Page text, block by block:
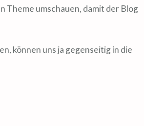
Theme umschauen, damit der Blog
können uns ja gegenseitig in die